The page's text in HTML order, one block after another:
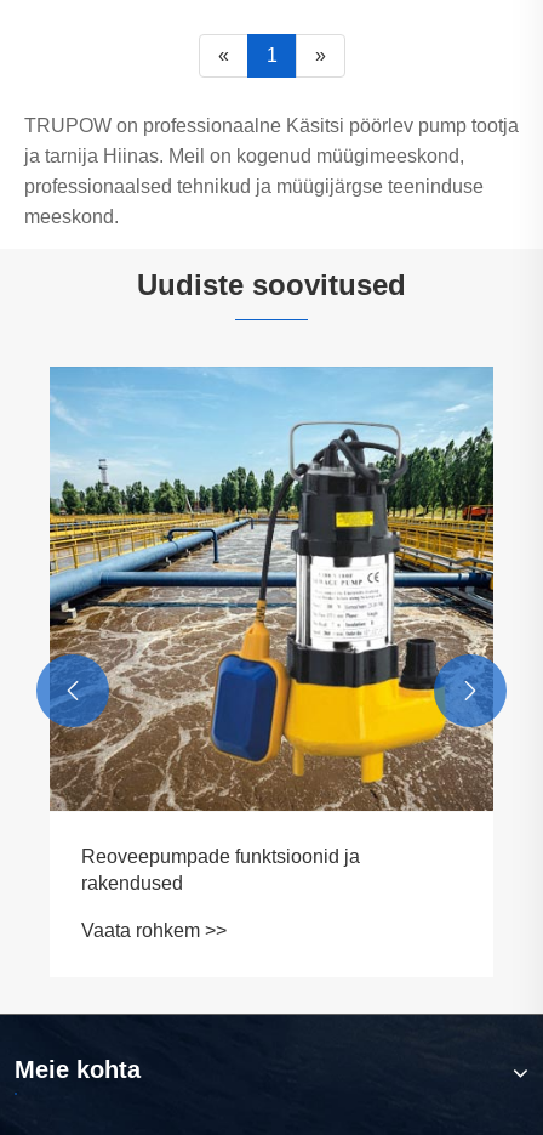
« 1 »
TRUPOW on professionaalne Käsitsi pöörlev pump tootja
ja tarnija Hiinas. Meil on kogenud müügimeeskond,
professionaalsed tehnikud ja müügijärgse teeninduse
meeskond.
Uudiste soovitused
Reoveepumpade funktsioonid ja
rakendused
Vaata rohkem >>
 
Meie kohta